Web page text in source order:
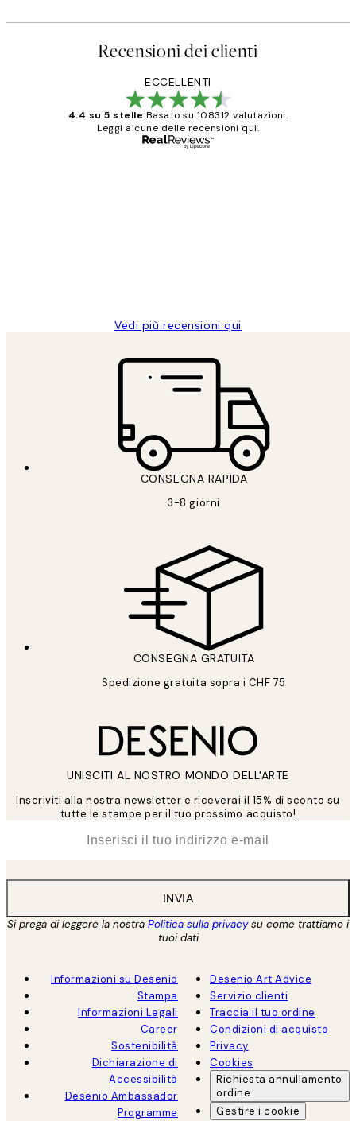
Recensioni dei clienti
ECCELLENTI
4.4 su 5 stelle Basato su 108312 valutazioni.
Leggi alcune delle recensioni qui.
Vedi più recensioni qui
CONSEGNA RAPIDA
3-8 giorni
CONSEGNA GRATUITA
Spedizione gratuita sopra i CHF 75
UNISCITI AL NOSTRO MONDO DELL'ARTE
Inscriviti alla nostra newsletter e riceverai il 15% di sconto su
tutte le stampe per il tuo prossimo acquisto!
INVIA
Si prega di leggere la nostra Politica sulla privacysu come trattiamo i
tuoi dati
Informazioni su Desenio
Stampa
Informazioni Legali
Career
Sostenibilità
Dichiarazione di
Accessibilità
Desenio Ambassador
Programme
Desenio Art Advice
Servizio clienti
Traccia il tuo ordine
Condizioni di acquisto
Privacy
Cookies
Richiesta annullamento
ordine
Gestire i cookie